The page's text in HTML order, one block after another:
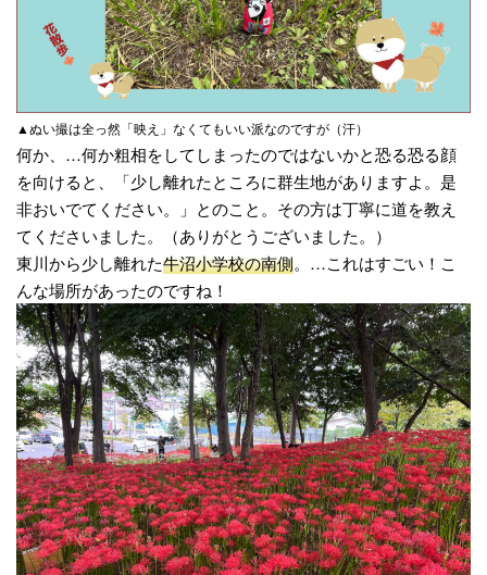
▲ぬい撮は全っ然「映え」なくてもいい派なのですが（汗）
何か、…何か粗相をしてしまったのではないかと恐る恐る顔
を向けると、「少し離れたところに群生地がありますよ。是
非おいでてください。」とのこと。その方は丁寧に道を教え
てくださいました。（ありがとうございました。）
東川から少し離れた牛沼小学校の南側。…これはすごい！こ
んな場所があったのですね！